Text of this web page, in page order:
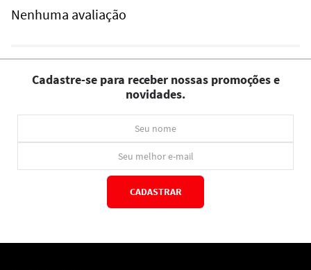
Nenhuma avaliação
Cadastre-se para receber nossas promoções e
novidades.
CADASTRAR